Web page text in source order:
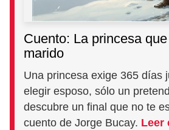
Cuento: La princesa
marido
Una princesa exige 365 días
elegir esposo, sólo un
descubre un final que no te
cuento de Jorge Bucay. Leer